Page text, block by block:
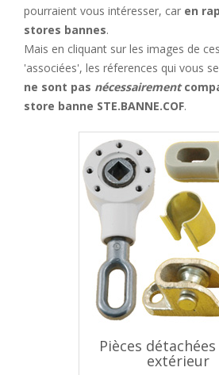
pourraient vous intéresser, car en
stores bannes.
Mais en cliquant sur les images de
'associées', les réferences qui vous
ne sont pas nécessairement
store banne STE.BANNE.COF.
Pièces
extérieur